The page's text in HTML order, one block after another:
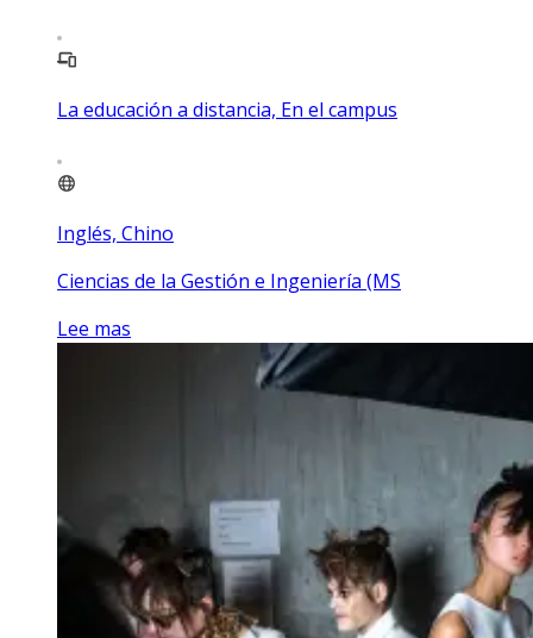
La educación a distancia, En el campus
Inglés, Chino
Ciencias de la Gestión e Ingeniería (MS
Lee mas